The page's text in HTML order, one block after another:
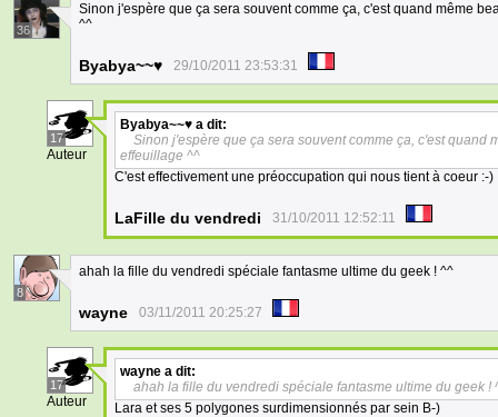
36
Sinon j'espère que ça sera souvent comme ça, c'est quand même
^^
Byabya~~♥ 29/10/2011 23:53:31
17
Auteur
Byabya~~♥ a dit:
Sinon j'espère que ça sera souvent comme ça, c'est quand
effeuillage ^^
C'est effectivement une préoccupation qui nous tient à coeur :-)
LaFille du vendredi 31/10/2011 12:52:11
8
ahah la fille du vendredi spéciale fantasme ultime du geek ! ^^
wayne 03/11/2011 20:25:27
17
Auteur
wayne a dit:
ahah la fille du vendredi spéciale fantasme ultime du geek !
Lara et ses 5 polygones surdimensionnés par sein B-)